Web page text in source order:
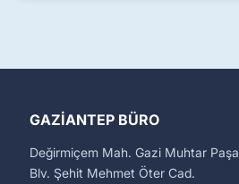
GAZIANTEP BÜRO
Değirmiçem Mah. Gazi Muhtar Paşa
Blv. Şehit Mehmet Öter Cad.